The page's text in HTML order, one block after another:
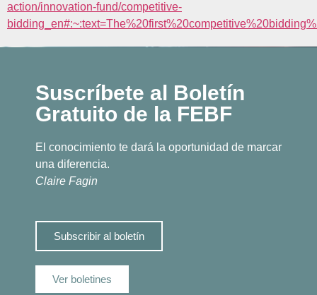
action/innovation-fund/competitive-
Suscríbete al Boletín
Gratuito de la FEBF
El conocimiento te dará la oportunidad de marcar
una diferencia.
Claire Fagin
Subscribir al boletín
Ver boletines